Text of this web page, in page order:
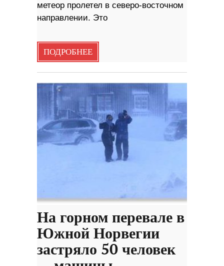
метеор пролетел в северо-восточном
направлении. Это
ПОДРОБНЕЕ
На горном перевале в
Южной Норвегии
застряло 50 человек